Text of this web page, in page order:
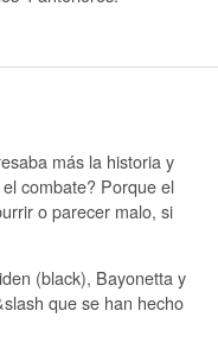
más la historia y
combate? Porque el
o parecer malo, si
(black), Bayonetta y
que se han hecho